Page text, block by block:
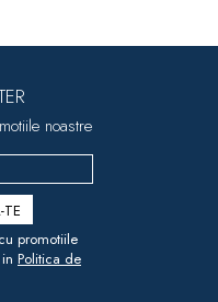
noastre
promotiile
Politica de